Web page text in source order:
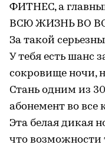
ФИТНЕС, а
ВСЮ ЖИЗНЬ ВО
За такой
У тебя есть шанс
сокровище ночи,
Стань одним из
абонемент во все
Эта белая дикая
что возможности